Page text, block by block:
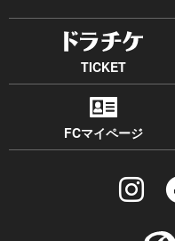
TICKET
FCマイページ